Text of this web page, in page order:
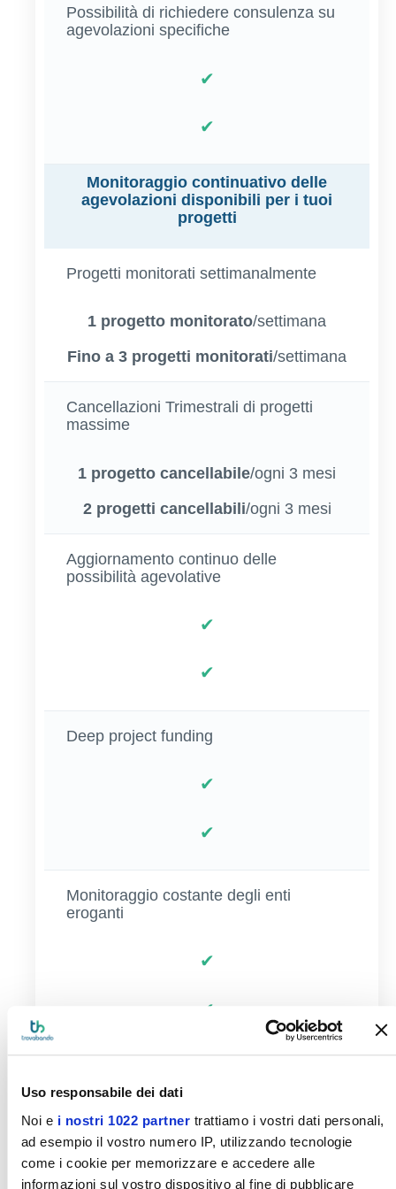
Uso responsabile dei dati
Noi e i nostri 1022 partnertrattiamo i vostri dati personali,
ad esempio il vostro numero IP, utilizzando tecnologie
come i cookie per memorizzare e accedere alle
informazioni sul vostro dispositivo al fine di pubblicare
Possibilità di richiedere consulenza su
agevolazioni specifiche
✔
✔
Monitoraggio continuativo delle
agevolazioni disponibili per i tuoi
progetti
Progetti monitorati settimanalmente
1 progetto monitorato/settimana
Fino a 3 progetti monitorati/settimana
Cancellazioni Trimestrali di progetti
massime
1 progetto cancellabile/ogni 3 mesi
2 progetti cancellabili/ogni 3 mesi
Aggiornamento continuo delle
possibilità agevolative
✔
✔
Deep project funding
✔
✔
Monitoraggio costante degli enti
eroganti
✔
✔
ammissibilità e documentazione
Questionario precompilato